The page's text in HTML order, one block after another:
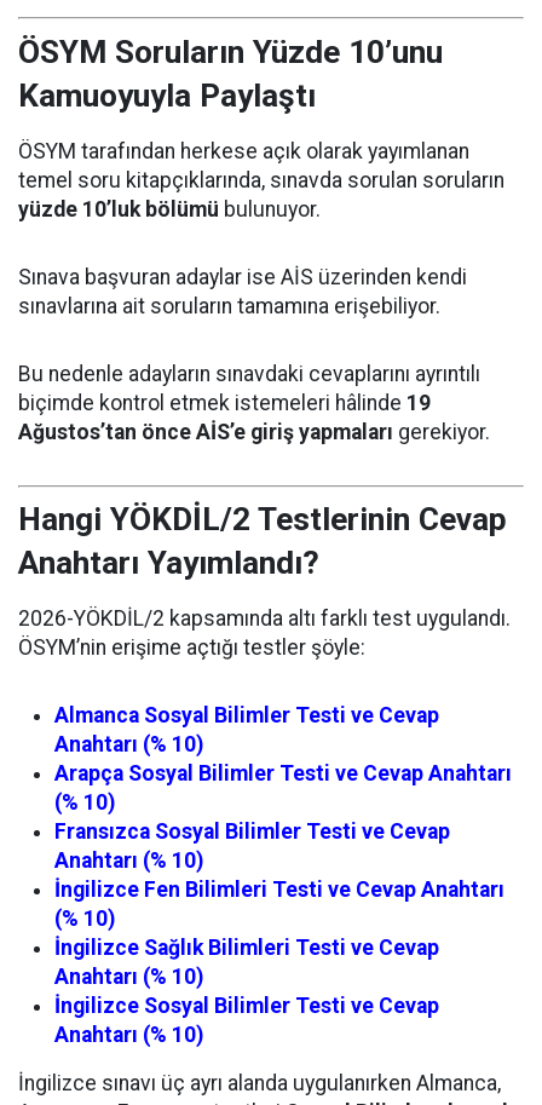
ÖSYM Soruların Yüzde 10’unu
Kamuoyuyla Paylaştı
ÖSYM tarafından herkese açık olarak yayımlanan
temel soru kitapçıklarında, sınavda sorulan soruların
yüzde 10’luk bölümü bulunuyor.
Sınava başvuran adaylar ise AİS üzerinden kendi
sınavlarına ait soruların tamamına erişebiliyor.
Bu nedenle adayların sınavdaki cevaplarını ayrıntılı
biçimde kontrol etmek istemeleri hâlinde 19
Ağustos’tan önce AİS’e giriş yapmaları gerekiyor.
Hangi YÖKDİL/2 Testlerinin Cevap
Anahtarı Yayımlandı?
2026-YÖKDİL/2 kapsamında altı farklı test uygulandı.
ÖSYM’nin erişime açtığı testler şöyle:
Almanca Sosyal Bilimler Testi ve Cevap
Anahtarı (% 10)
Arapça Sosyal Bilimler Testi ve Cevap Anahtarı
(% 10)
Fransızca Sosyal Bilimler Testi ve Cevap
Anahtarı (% 10)
İngilizce Fen Bilimleri Testi ve Cevap Anahtarı
(% 10)
İngilizce Sağlık Bilimleri Testi ve Cevap
Anahtarı (% 10)
İngilizce Sosyal Bilimler Testi ve Cevap
Anahtarı (% 10)
İngilizce sınavı üç ayrı alanda uygulanırken Almanca,